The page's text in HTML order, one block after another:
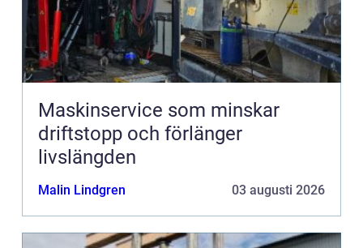
Maskinservice som minskar
driftstopp och förlänger
livslängden
Malin Lindgren 03 augusti 2026